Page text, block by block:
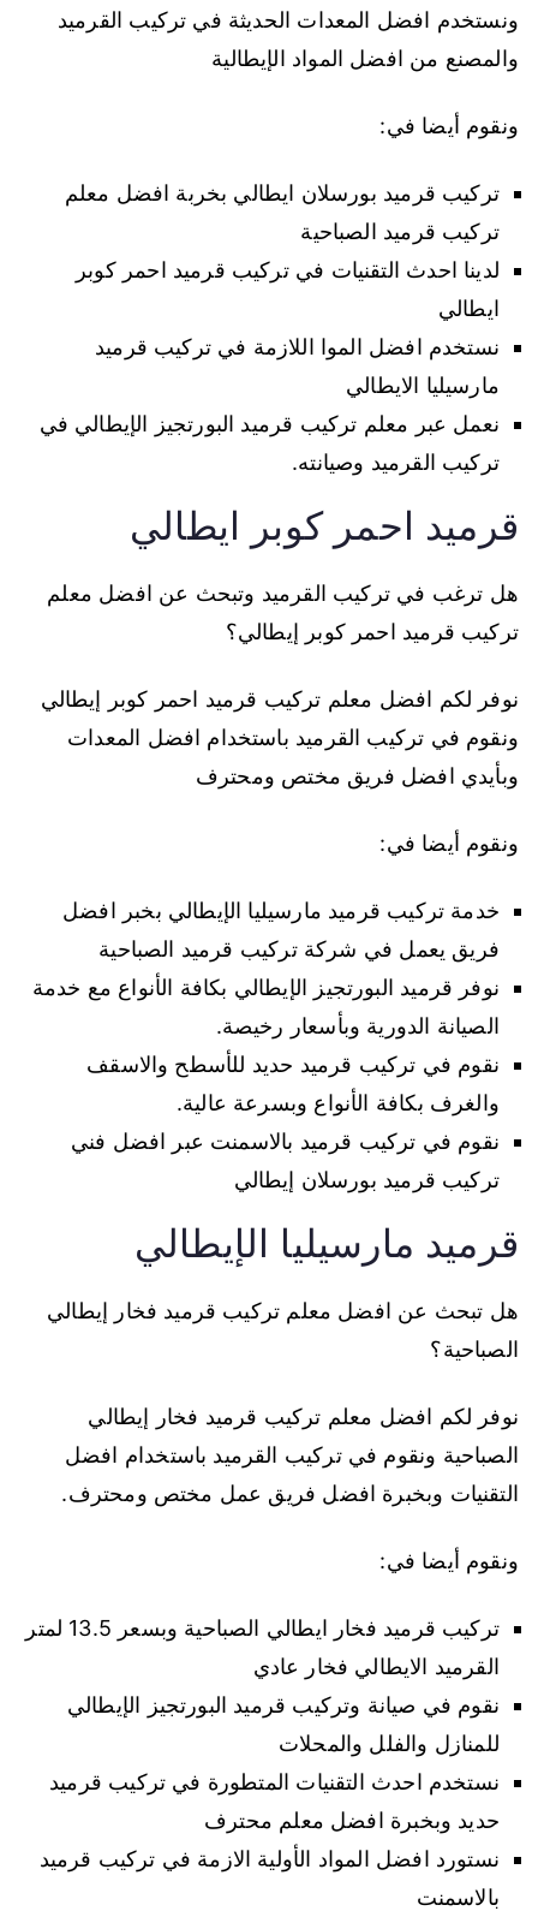
ونستخدم افضل المعدات الحديثة في تركيب القرميد
والمصنع من افضل المواد الإيطالية
ونقوم أيضا في:
تركيب قرميد بورسلان ايطالي بخربة افضل معلم
تركيب قرميد الصباحية
لدينا احدث التقنيات في تركيب قرميد احمر كوبر
ايطالي
نستخدم افضل الموا اللازمة في تركيب قرميد
مارسيليا الايطالي
نعمل عبر معلم تركيب قرميد البورتجيز الإيطالي في
تركيب القرميد وصيانته.
قرميد احمر كوبر ايطالي
هل ترغب في تركيب القرميد وتبحث عن افضل معلم
تركيب قرميد احمر كوبر إيطالي؟
نوفر لكم افضل معلم تركيب قرميد احمر كوبر إيطالي
ونقوم في تركيب القرميد باستخدام افضل المعدات
وبأيدي افضل فريق مختص ومحترف
ونقوم أيضا في:
خدمة تركيب قرميد مارسيليا الإيطالي بخبر افضل
فريق يعمل في شركة تركيب قرميد الصباحية
نوفر قرميد البورتجيز الإيطالي بكافة الأنواع مع خدمة
الصيانة الدورية وبأسعار رخيصة.
نقوم في تركيب قرميد حديد للأسطح والاسقف
والغرف بكافة الأنواع وبسرعة عالية.
نقوم في تركيب قرميد بالاسمنت عبر افضل فني
تركيب قرميد بورسلان إيطالي
قرميد مارسيليا الإيطالي
هل تبحث عن افضل معلم تركيب قرميد فخار إيطالي
الصباحية؟
نوفر لكم افضل معلم تركيب قرميد فخار إيطالي
الصباحية ونقوم في تركيب القرميد باستخدام افضل
التقنيات وبخبرة افضل فريق عمل مختص ومحترف.
ونقوم أيضا في:
تركيب قرميد فخار ايطالي الصباحية وبسعر 13.5 لمتر
القرميد الايطالي فخار عادي
نقوم في صيانة وتركيب قرميد البورتجيز الإيطالي
للمنازل والفلل والمحلات
نستخدم احدث التقنيات المتطورة في تركيب قرميد
حديد وبخبرة افضل معلم محترف
نستورد افضل المواد الأولية الازمة في تركيب قرميد
بالاسمنت